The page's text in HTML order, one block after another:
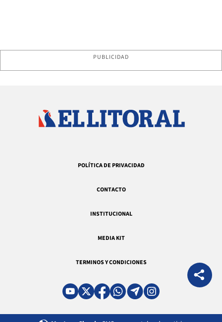
PUBLICIDAD
POLÍTICA DE PRIVACIDAD
CONTACTO
INSTITUCIONAL
MEDIA KIT
TERMINOS Y CONDICIONES